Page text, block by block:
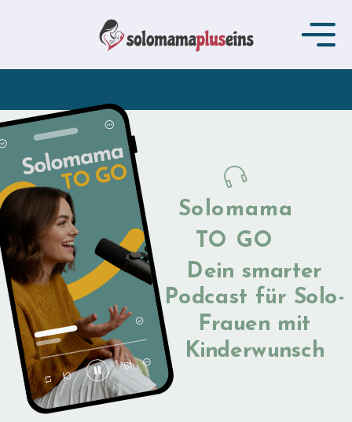
Dein smarter
Podcast für Solo-
Frauen mit
Kinderwunsch
Solomama
TO GO